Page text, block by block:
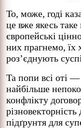
То, може, годі
це вже якесь
європейські
них прагнемо, їх
роз’єднують
Та попи всі оті
найбільше
конфлікту
підґрунтя для